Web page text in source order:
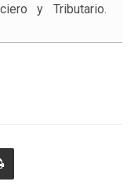
y Tributario.